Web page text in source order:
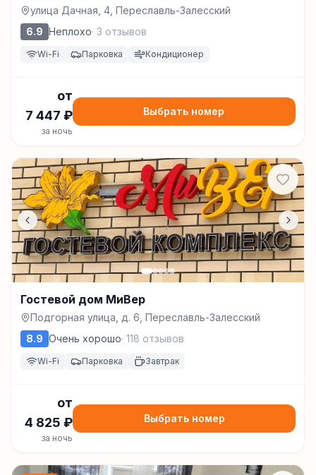
улица Дачная, 4, Переславль-Залесский
6.9 Неплохо· 3 отзывов
Wi-Fi Парковка Кондиционер
от
7 447 ₽
за ночь
Выбрать номер
Гостевой дом МиВер
Подгорная улица, д. 6, Переславль-Залесский
8.9 Очень хорошо· 118 отзывов
Wi-Fi Парковка Завтрак
от
4 825 ₽
за ночь
Выбрать номер